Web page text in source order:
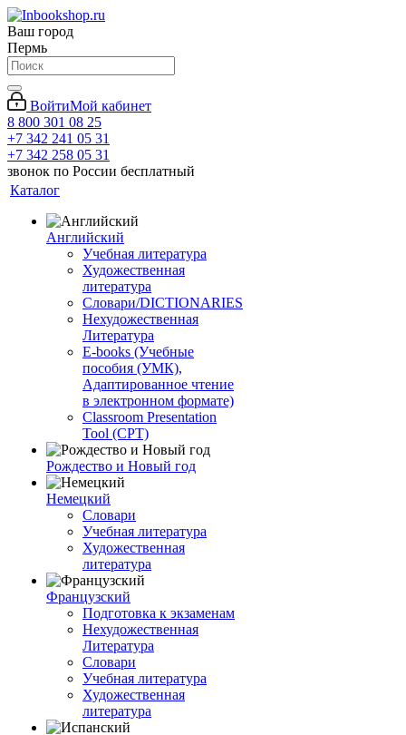
Ваш город
Пермь
ВойтиМой кабинет
8 800 301 08 25
+7 342 241 05 31
+7 342 258 05 31
звонок по России бесплатный
Каталог
Английский
Учебная литература
Художественная
литература
Словари/DICTIONARIES
Нехудожественная
Литература
E-books (Учебные
пособия (УМК),
Адаптированное чтение
в электронном формате)
Classroom Presentation
Tool (CPT)
Рождество и Новый год
Немецкий
Словари
Учебная литература
Художественная
литература
Французский
Подготовка к экзаменам
Нехудожественная
Литература
Словари
Учебная литература
Художественная
литература